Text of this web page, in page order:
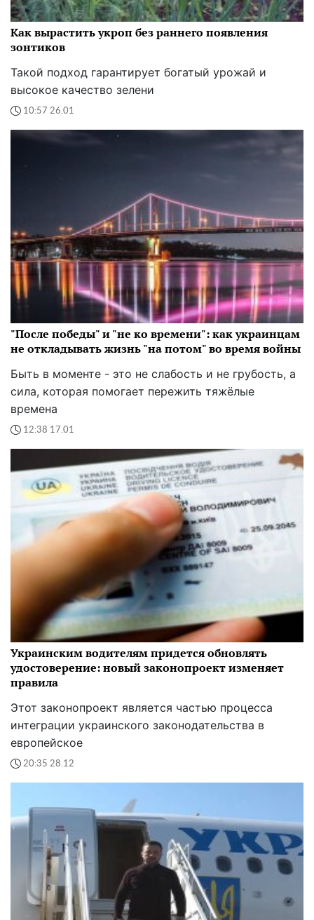
Как вырастить укроп без раннего появления
зонтиков
Такой подход гарантирует богатый урожай и
высокое качество зелени
10:57 26.01
"После победы" и "не ко времени": как украинцам
не откладывать жизнь "на потом" во время войны
Быть в моменте - это не слабость и не грубость, а
сила, которая помогает пережить тяжёлые
времена
12:38 17.01
Украинским водителям придется обновлять
удостоверение: новый законопроект изменяет
правила
Этот законопроект является частью процесса
интеграции украинского законодательства в
европейское
20:35 28.12